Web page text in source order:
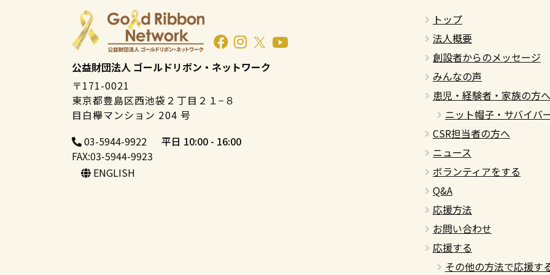
公益財団法人 ゴールドリボン・ネットワーク
〒171-0021
東京都豊島区西池袋２丁目２１−８
目白欅マンション 204 号
03-5944-9922
平日 10:00 - 16:00
FAX:03-5944-9923
ENGLISH
トップ
法人概要
創設者からのメッセージ
みんなの声
患児・経験者・家族の方へ
ニット帽子・サバイバ
CSR担当者の方へ
ニュース
ボランティアをする
Q&A
応援方法
お問い合わせ
応援する
その他の方法で応援す